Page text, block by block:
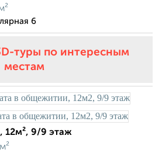
6
туры по интересным
местам
12м², 9/9 этаж